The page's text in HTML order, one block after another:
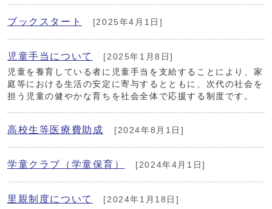
ブックスタート [2025年4月1日]
児童手当について
[2025年1月8日]
児童を養育している者に児童手当を支給することにより、家
庭等における生活の安定に寄与するとともに、次代の社会を
担う児童の健やかな育ちを社会全体で応援する制度です。
高校生等医療費助成 [2024年8月1日]
学童クラブ（学童保育） [2024年4月1日]
里親制度について
[2024年1月18日]